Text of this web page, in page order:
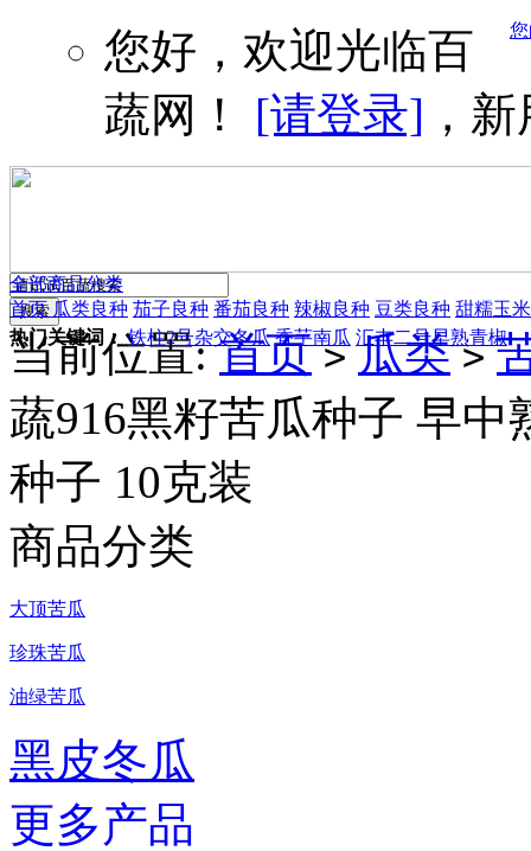
您好，欢迎光临百
蔬网！ [请登录] ，
热门关键词： 铁柱2号杂交冬瓜 香芋南瓜 汇丰二号早熟青椒
全部商品分类
首页 瓜类良种 茄子良种 番茄良种 辣椒良种 豆类良种 甜糯玉米
当前位置:首页 > 瓜类 >
蔬916黑籽苦瓜种子 早
种子 10克装
商品分类
大顶苦瓜
珍珠苦瓜
油绿苦瓜
黑皮冬瓜
更多产品